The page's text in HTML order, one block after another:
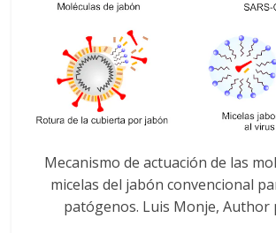
Mecanismo de actuación de las
micelas del jabón convencional
patógenos. Luis Monje, Author